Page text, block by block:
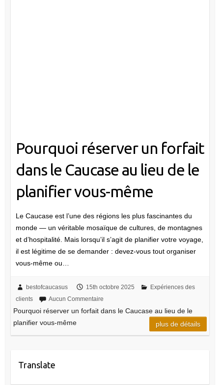
Pourquoi réserver un forfait
dans le Caucase au lieu de le
planifier vous-même
Le Caucase est l’une des régions les plus fascinantes du
monde — un véritable mosaïque de cultures, de montagnes
et d’hospitalité. Mais lorsqu’il s’agit de planifier votre voyage,
il est légitime de se demander : devez-vous tout organiser
vous-même ou…
bestofcaucasus 15th octobre 2025
Expériences des
clients
Aucun Commentaire
Pourquoi réserver un forfait dans le Caucase au lieu de le
planifier vous-même
plus de détails
Translate